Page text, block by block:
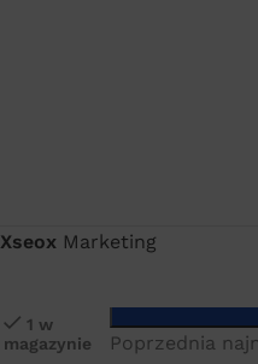
XseoxMarketing
1 w
magazynie
Poprzednia